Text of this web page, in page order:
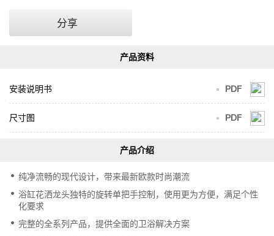
欧宝 落
地式浴
缸花洒
龙头
分享
PDF
安装说明书
PDF
尺寸图
纯净流畅的现代设计，带来最新欧款时尚潮流
浴缸花洒龙头独特的旋转单把手控制，使用更为方便，满足个性
化要求
完整的全系列产品，提供全面的卫浴解决方案